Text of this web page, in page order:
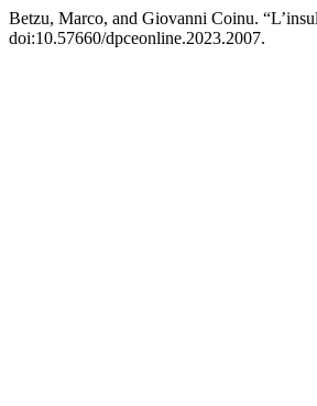
Betzu, Marco, and Giovanni Coinu.
doi:10.57660/dpceonline.2023.2007.